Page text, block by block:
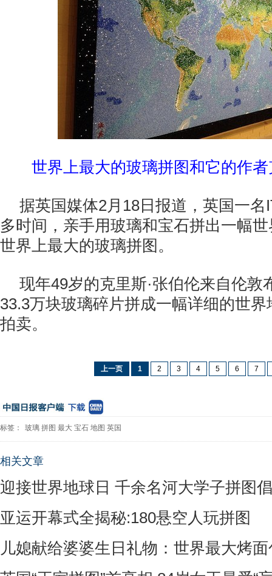
世界上最大的玻璃拼图和它的作
据英国媒体2月18日报道，英国一
多时间，亲手用玻璃和宝石拼出一幅
世界上最大的玻璃拼图。
现年49岁的克里斯·张伯伦来自伦敦
33.3万块玻璃碎片拼成一幅详细的世
拍卖。
上一页 1 2 3 4 5 6 7
标签： 玻璃 拼图 最大 宝石 地图 英国
相关文章
迎接世界地球日 千余名河大学子拼图
亚运开幕式全揭秘:180悬空人玩拼图
儿媳献给婆婆生日礼物：世界最大烤